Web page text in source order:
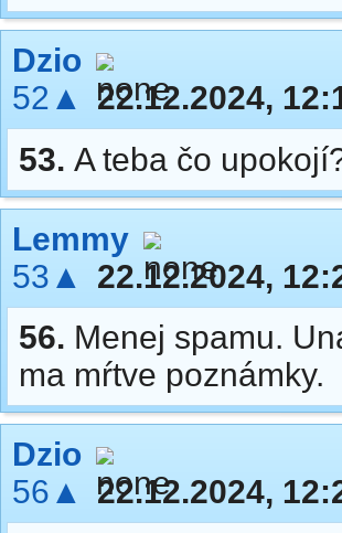
Dzio
52▲
22.12.2024,
53. A teba čo
Lemmy
53▲
22.12.2024,
56. Menej spamu.
ma mŕtve poznámky.
Dzio
56▲
22.12.2024,